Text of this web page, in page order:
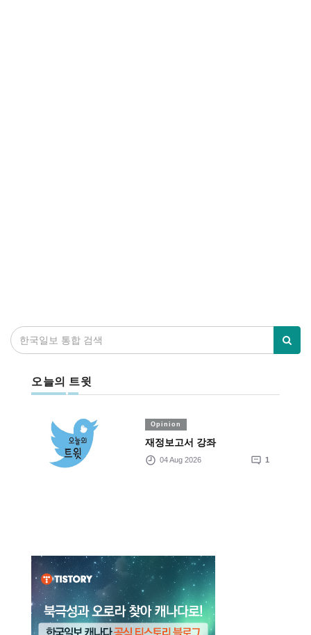
오늘의 트윗
Opinion
재정보고서 강좌
04 Aug 2026 1